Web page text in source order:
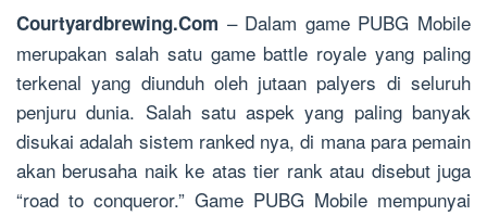
Courtyardbrewing.Com – Dalam game PUBG Mobile
merupakan salah satu game battle royale yang paling
terkenal yang diunduh oleh jutaan palyers di seluruh
penjuru dunia. Salah satu aspek yang paling banyak
disukai adalah sistem ranked nya, di mana para pemain
akan berusaha naik ke atas tier rank atau disebut juga
“road to conqueror.” Game PUBG Mobile mempunyai